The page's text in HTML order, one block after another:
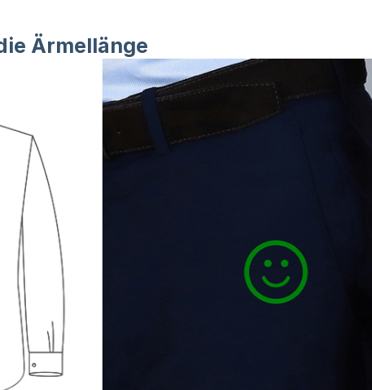
Ärmellänge